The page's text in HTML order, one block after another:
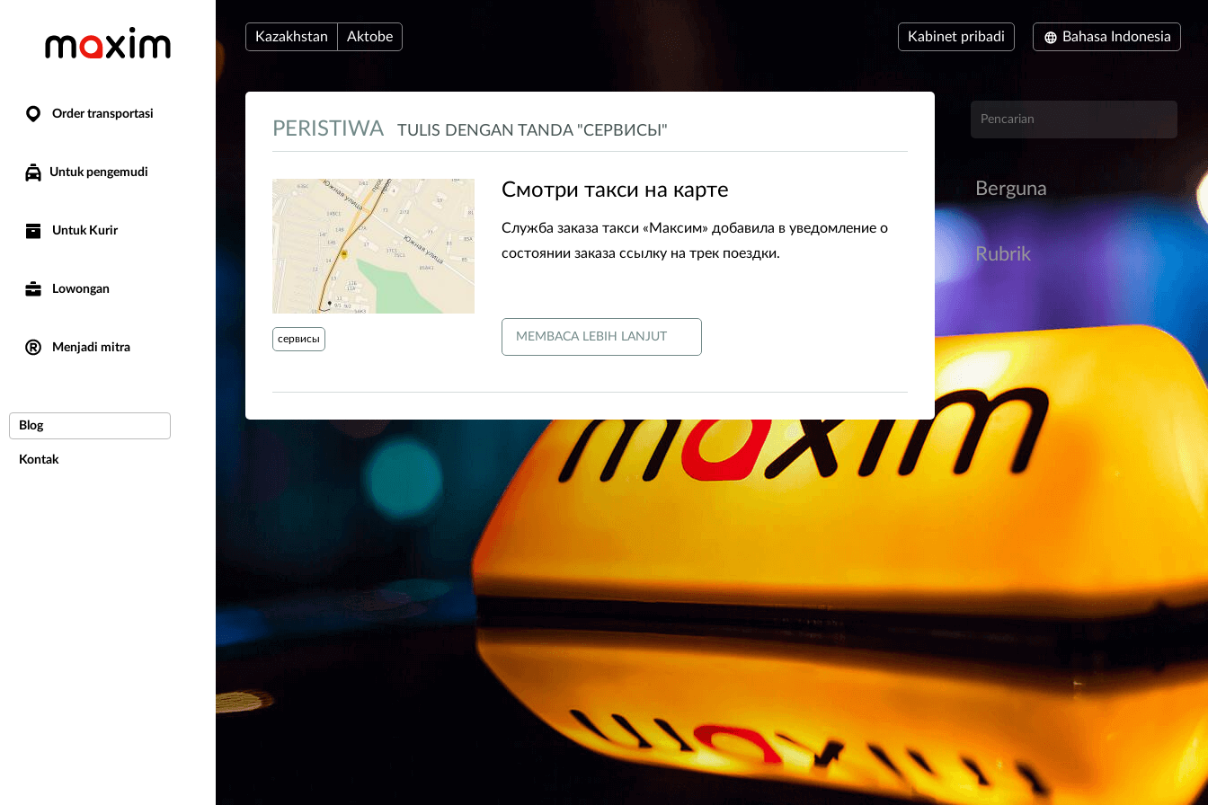
Order transportasi
Untuk pengemudi
Untuk Kurir
Lowongan
Menjadi mitra
Blog
Kontak
Kazakhstan Aktobe Kabinet pribadi Bahasa Indonesia
PERISTIWA TULIS DENGAN TANDA "СЕРВИСЫ"
сервисы
​Смотри такси на карте
Служба заказа такси «Максим» добавила в уведомление о
состоянии заказа ссылку на трек поездки.
MEMBACA LEBIH LANJUT
Berguna
Rubrik